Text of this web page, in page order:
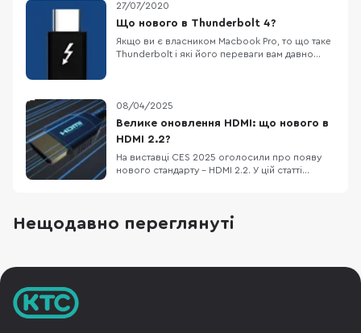
планування, кожен намагається заощадити
якомога більше коштів. Звичайно, що на
функціональних ел
27/07/2020
Що нового в Thunderbolt 4?
Якщо ви є власником Macbook Pro, то що таке
Thunderbolt і які його переваги вам давно
Apple та Intel. Цей інтерфейс “упакований” в
порт USB Type-C, але це зовсім не означає,
08/04/2025
Велике оновлення HDMI: що нового в
HDMI 2.2?
На виставці CES 2025 оголосили про появу
нового стандарту – HDMI 2.2. У цій статті
2.2? HDMI 2.2 – це наступний крок у розвитку
популярного стандарту, мета якого задовольн
Нещодавно переглянуті